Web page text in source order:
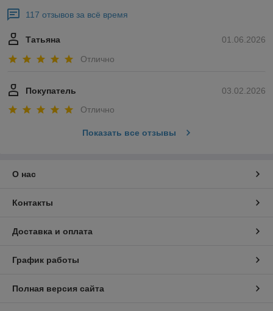
117 отзывов за всё время
01.06.2026
Татьяна
Отлично
03.02.2026
Покупатель
Отлично
Показать все отзывы
О нас
Контакты
Доставка и оплата
График работы
Полная версия сайта